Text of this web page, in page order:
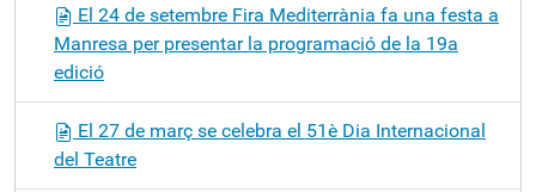
El 24 de setembre Fira Mediterrània fa una festa a
Manresa per presentar la programació de la 19a
edició
El 27 de març se celebra el 51è Dia Internacional
del Teatre